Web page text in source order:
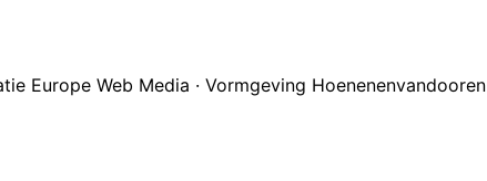
Europe Web Media · Vormgeving Hoenenenvandooren